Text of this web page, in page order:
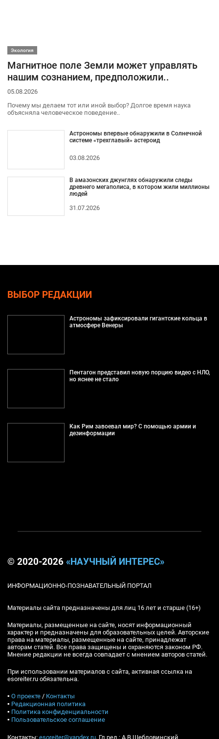
Экология
Магнитное поле Земли может управлять
нашим сознанием, предположили..
05.08.2026
Почему мы делаем тот или иной выбор? Долгое время наука
объясняла человеческое поведение..
Астрономы впервые обнаружили в Солнечной
системе «трехглавый» астероид
03.08.2026
В амазонских джунглях обнаружили следы
древнего мегаполиса, в котором жили миллионы
людей
31.07.2026
ВЫБОР РЕДАКЦИИ
Астрономы зафиксировали гигантские кольца в
атмосфере Венеры
Пентагон представил новую порцию видео с НЛО,
но яснее не стало
Как Рим завоевал мир? С помощью армии и
дезинформации
© 2020-2026 «НАУЧНЫЙ ИНТЕРЕС»
ИНФОРМАЦИОННО-ПОЗНАВАТЕЛЬНЫЙ ПОРТАЛ
Материалы сайта предназначены для лиц 16 лет и старше (16+)
Материалы, размещенные на сайте, носят информационный
характер и предназначены для образовательных целей. Авторские
права на материалы, размещенные на сайте, принадлежат
авторам статей. Все права защищены и охраняются законом РФ.
Мнение редакции не всегда совпадает с мнением авторов статей.
При использовании материалов с сайта, активная ссылка на
esoreiter.ru обязательна.
▪ О проекте / Контакты
▪ Редакционная политика
▪ Политика конфиденциальности
▪ Пользовательское соглашение
Контакты: esoreiter@yandex.ru, Гл.ред.: А.В.Шебловинский